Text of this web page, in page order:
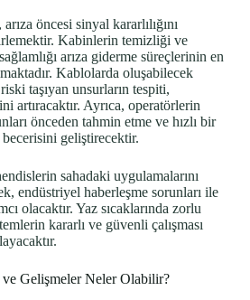
öncesi sinyal kararlılığını
Kabinlerin temizliği ve
arıza giderme süreçlerinin en
Kablolarda oluşabilecek
taşıyan unsurların tespiti,
artıracaktır. Ayrıca, operatörlerin
önceden tahmin etme ve hızlı bir
geliştirecektir.
sahadaki uygulamalarını
endüstriyel haberleşme sorunları ile
olacaktır. Yaz sıcaklarında zorlu
kararlı ve güvenli çalışması
Gelişmeler Neler Olabilir?